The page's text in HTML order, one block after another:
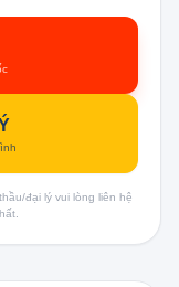
đại lý vui lòng liên hệ